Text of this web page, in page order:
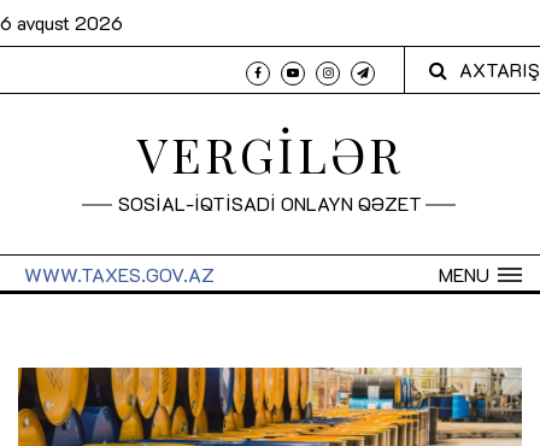
6 avqust 2026
AXTARIŞ
VERGİLƏR
SOSİAL-İQTİSADİ ONLAYN QƏZET
MENU
WWW.TAXES.GOV.AZ